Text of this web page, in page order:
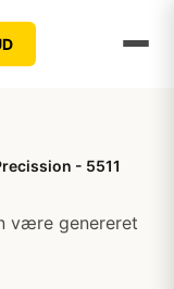
- 5511
være genereret